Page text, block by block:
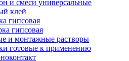
и смеси универсальные
клей
гипсовая
гипсовая
и монтажные растворы
готовые к применению